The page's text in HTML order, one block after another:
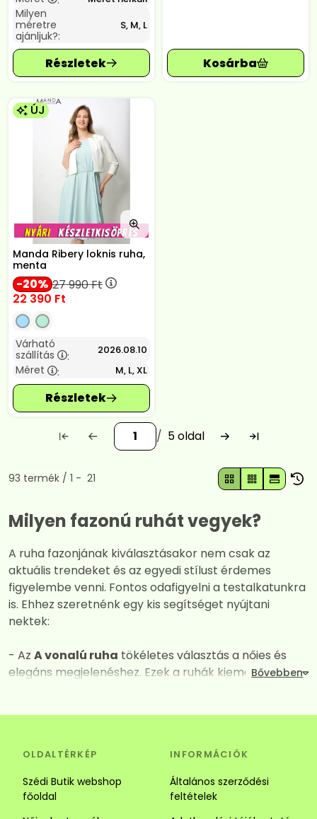
Milyen
méretre
ajánljuk?:
S, M, L
ÚJ
Manda Ribery loknis ruha,
menta
20 27 990Ft
22 390 Ft
Várható
szállítás
: 2026.08.10
Méret : M, L, XL
5
Összes termék a kategóriában
93 termék 1 21
Milyen fazonú ruhát vegyek?
A ruha fazonjának kiválasztásakor nem csak az
aktuális trendeket és az egyedi stílust érdemes
figyelembe venni. Fontos odafigyelni a testalkatunkra
is. Ehhez szeretnénk egy kis segítséget nyújtani
nektek:
- Az A vonalú ruha tökéletes választás a nőies és
elegáns megjelenéshez. Ezek a ruhák kiemelik a
kombinációja garantálja a maximális kényelmet és a
vonzó megjelenést. Tökéletes választás alkalomra és
hétköznapra is.
OLDALTÉRKÉP
Szédi Butik webshop
főoldal
INFORMÁCIÓK
Általános szerződési
feltételek